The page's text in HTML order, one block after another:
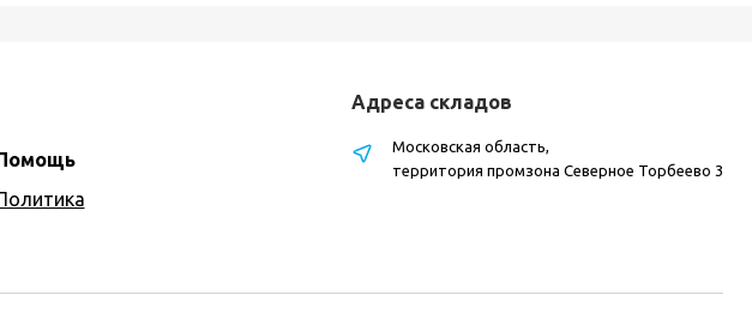
Адреса складов
Московская область,
территория промзона Северное Торбеево 3